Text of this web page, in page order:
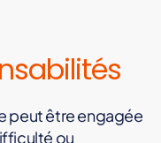
peut être engagée
ou